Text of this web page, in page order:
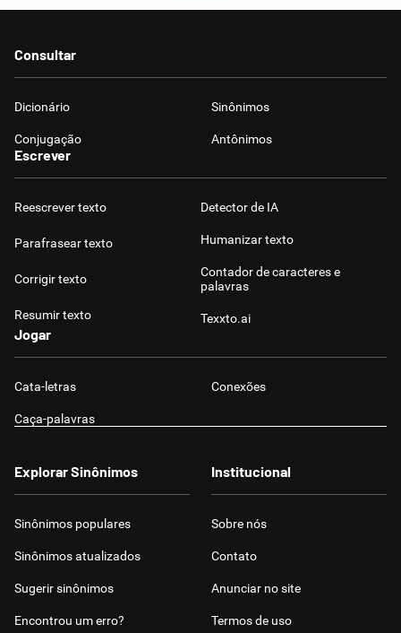
Consultar
Dicionário Sinônimos
Conjugação Antônimos
Escrever
Reescrever texto
Parafrasear texto
Corrigir texto
Resumir texto
Detector de IA
Humanizar texto
Contador de caracteres e
palavras
Texxto.ai
Jogar
Cata-letras Conexões
Caça-palavras
Explorar Sinônimos
Sinônimos populares
Sinônimos atualizados
Sugerir sinônimos
Encontrou um erro?
Institucional
Sobre nós
Contato
Anunciar no site
Termos de uso